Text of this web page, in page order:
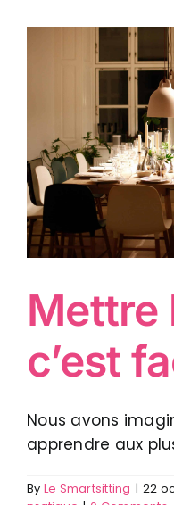
Mettre
c’est
Nous avons
apprendre aux
By Le Smartsitting | 22